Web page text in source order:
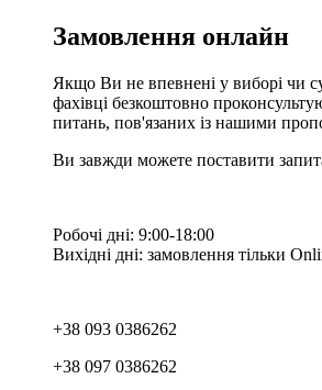
Замовлення онлайн
Якщо Ви не впевнені у виборі чи
фахівці безкоштовно
питань, пов'язаних із нашими
Ви завжди можете поставити
Робочі дні: 9:00-18:00
Вихідні дні: замовлення тільки
+38 093 0386262
+38 097 0386262